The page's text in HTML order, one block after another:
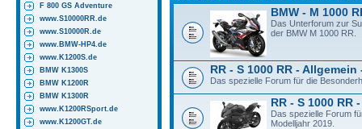
F 800 GS Adventure
www.S10000RR.de
www.S10000R.de
www.BMW-HP4.de
www.K1200S.de
BMW K1300S
BMW K1200R
BMW K1300R
www.K1200RSport.de
www.K1200GT.de
BMW - M 1000
Das Unterforum zur
der BMW M 1000 RR.
RR - S 1000 RR - Allgemein
Das spezielle Forum für die
RR - S 1000 RR
Das spezielle Forum
Modelljahr 2019.